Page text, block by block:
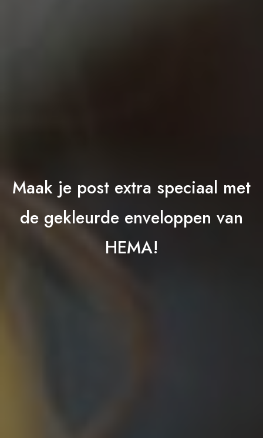
Maak je post extra speciaal met
de gekleurde enveloppen van
HEMA!